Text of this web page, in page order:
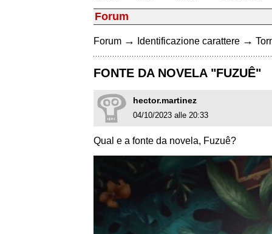
Forum
Forum → Identificazione carattere →
FONTE DA NOVELA "FUZUÊ"
hector.martinez
04/10/2023 alle 20:33
Qual e a fonte da novela, Fuzuê?